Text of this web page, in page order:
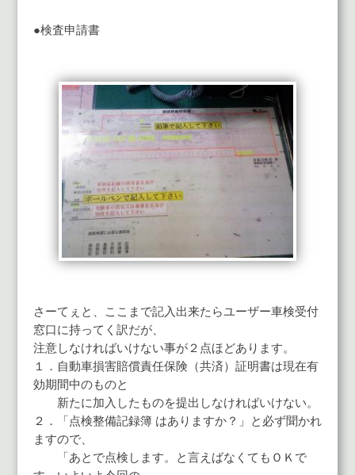
●検査申請書
さーてぇと、ここまで記入出来たらユーザー車検受付
窓口に持ってく訳だが、
注意しなければいけない事が２点ほどあります。
１．自動車損害賠償責任保険（共済）証明書は現在有
効期間中のものと
新たに加入したものを提出しなければいけない。
２．「点検整備記録簿 はありますか？」と必ず聞かれ
ますので、
「あとで点検します。と言えばなくてもＯＫで